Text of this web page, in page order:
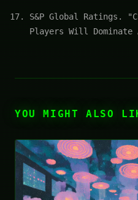
S&P Global Ratings.
Players Will
YOU MIGHT ALSO